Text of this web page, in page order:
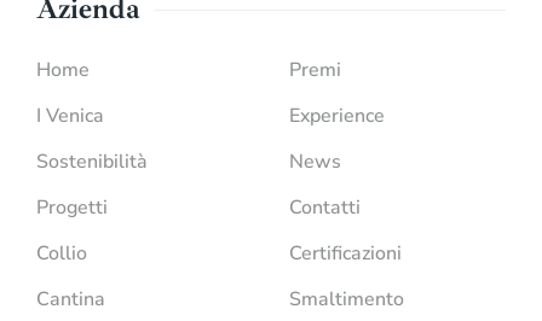
Azienda
Home
I Venica
Sostenibilità
Progetti
Collio
Cantina
Premi
Experience
News
Contatti
Certificazioni
Smaltimento